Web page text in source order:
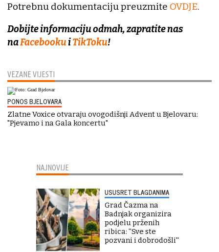
VEZANE VIJESTI
PONOS BJELOVARA
Zlatne Voxice otvaraju ovogodišnji Advent u Bjelovaru:
"Pjevamo i na Gala koncertu"
Potrebnu dokumentaciju preuzmite OVDJE.
Dobijte informaciju odmah, zapratite nas
naFacebooku iTikToku!
NAJNOVIJE
USUSRET BLAGDANIMA
Grad Čazma na
Badnjak organizira
podjelu prženih
ribica: ''Sve ste
pozvani i dobrodošli''